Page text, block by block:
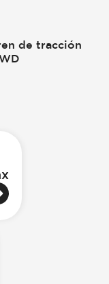
de tracción